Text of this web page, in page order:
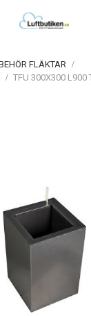
FLÄKTAR